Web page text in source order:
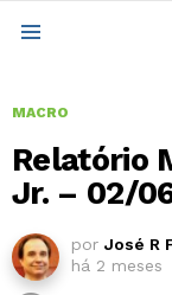
MACRO
Relatório
Jr. – 02/
por José R
há 2 meses